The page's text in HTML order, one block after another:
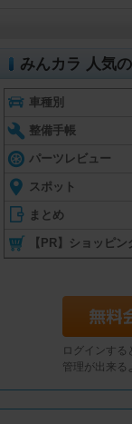
みんカラ 人気
車種別
整備手帳
パーツレビュー
スポット
まとめ
【PR】ショッピン
ログインする
管理が出来る